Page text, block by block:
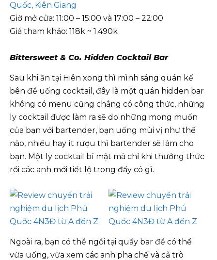
Quốc, Kiên Giang
Giờ mở cửa: 11:00 – 15:00 và 17:00 – 22:00
Giá tham khảo: 118k ~ 1.490k
Bittersweet & Co. Hidden Cocktail Bar
Sau khi ăn tại Hiên xong thì mình sáng quán kế
bên để uống cocktail, đây là một quán hidden bar
không có menu cũng chẳng có công thức, những
ly cocktail được làm ra sẽ do những mong muốn
của bạn với bartender, bạn uống mùi vị như thế
nào, nhiều hay ít rượu thì bartender sẽ làm cho
bạn. Một ly cocktail bí mật mà chỉ khi thưởng thức
rồi các anh mới tiết lộ trong đấy có gì.
Ngoài ra, bạn có thể ngồi tại quầy bar để có thể
vừa uống, vừa xem các anh pha chế và cả trò